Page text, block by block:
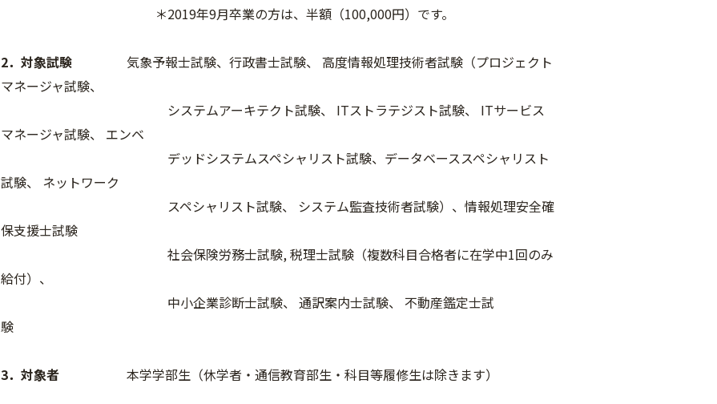
＊2019年9月卒業の方は、半額（100,000円）です。
2．対象試験 気象予報士試験、行政書士試験、 高度情報処理技術者試験（プロジェクト
マネージャ試験、
システムアーキテクト試験、 ITストラテジスト試験、 ITサービス
マネージャ試験、 エンベ
デッドシステムスペシャリスト試験、データベーススペシャリスト
試験、 ネットワーク
スペシャリスト試験、 システム監査技術者試験）、情報処理安全確
保支援士試験
社会保険労務士試験, 税理士試験（複数科目合格者に在学中1回のみ
給付）、
中小企業診断士試験、 通訳案内士試験、 不動産鑑定士試
験
3．対象者 本学学部生（休学者・通信教育部生・科目等履修生は除きます）